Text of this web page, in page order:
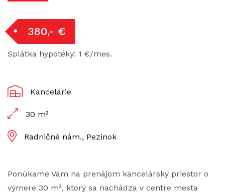
380,- €
Splátka hypotéky: 1 €/mes.
Kancelárie
30 m²
Radničné nám., Pezinok
Ponúkame Vám na prenájom kancelársky priestor o
výmere 30 m², ktorý sa nachádza v centre mesta